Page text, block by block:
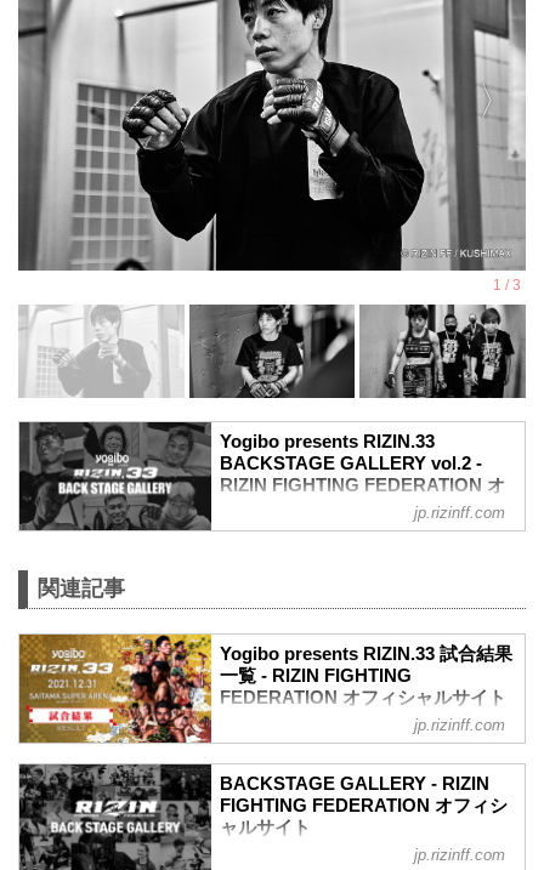
Yogibo presents RIZIN.33
BACKSTAGE GALLERY vol.2 -
RIZIN FIGHTING FEDERATION オ
第10試合 武田光司 vs. “ブラックパンサ
ー”ベイノア
武田光司3
“ブラックパンサー”ベイノア3
第9試合 シビサイ頌真 vs. 関根“シュレッ
関根“シュレック”秀樹3
シビサイ頌真3
第8試合 萩原京平 vs. 鈴木博昭
萩原京平3
鈴木博昭3
jp.rizinff.com
関連記事
Yogibo presents RIZIN.33 試合結果
一覧 - RIZIN FIGHTING
FEDERATION オフィシャルサイト
第16試合／RIZIN JAPAN GP2021 バンタ
博正
Full Fight | 朝倉海 vs. 扇久保博正 2 / Kai
Asakura vs. Hiromasa Ougikubo 2 -
jp.rizinff.com
BACKSTAGE GALLERY - RIZIN
FIGHTING FEDERATION オフィシ
ャルサイト
BACKSTAGE GALLERY の記事一覧 - 格
jp.rizinff.com